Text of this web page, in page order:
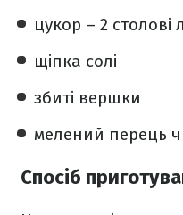
цукор – 2 столові
щіпка солі
збиті вершки
мелений перець
Спосіб